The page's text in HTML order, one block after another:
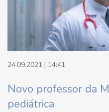
24.09.2021 | 14:41
Novo professor da
pediátrica